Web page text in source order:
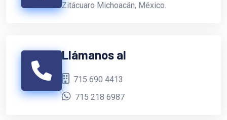
Zitácuaro Michoacán, México.
Llámanos al
715 690 4413
715 218 6987